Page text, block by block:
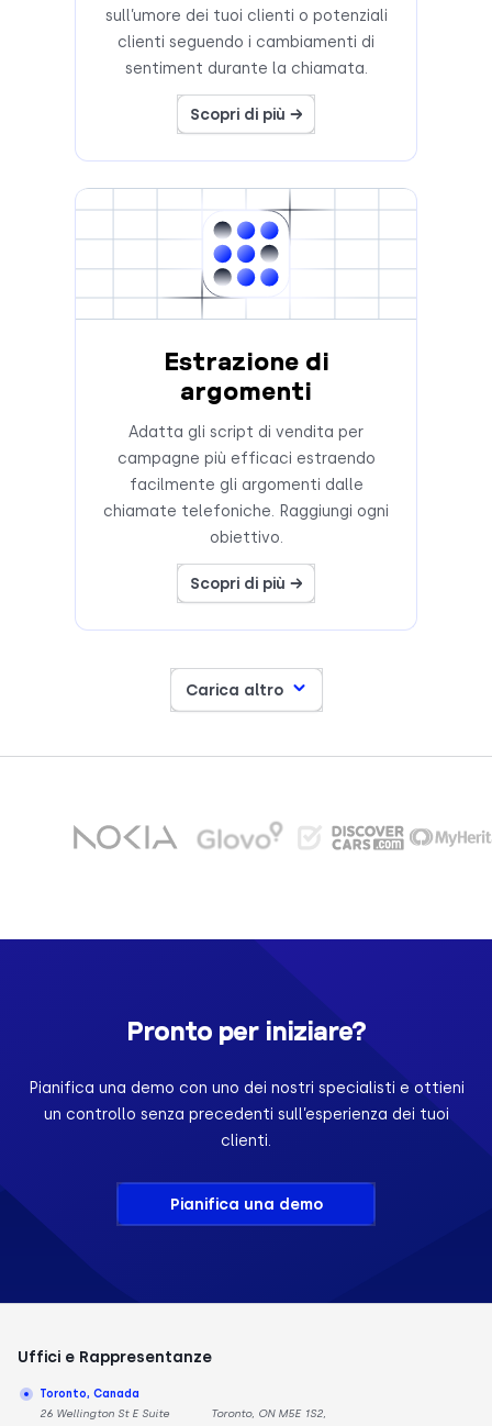
sull’umore dei tuoi clienti o potenziali
clienti seguendo i cambiamenti di
sentiment durante la chiamata.
Scopri di più →
Estrazione di
argomenti
Adatta gli script di vendita per
campagne più efficaci estraendo
facilmente gli argomenti dalle
chiamate telefoniche. Raggiungi ogni
obiettivo.
Scopri di più →
Carica altro
Pronto per iniziare?
Pianifica una demo con uno dei nostri specialisti e ottieni
un controllo senza precedenti sull’esperienza dei tuoi
clienti.
Pianifica una demo
Uffici e Rappresentanze
Toronto, Canada
26 Wellington St E Suite
Toronto, ON M5E 1S2,